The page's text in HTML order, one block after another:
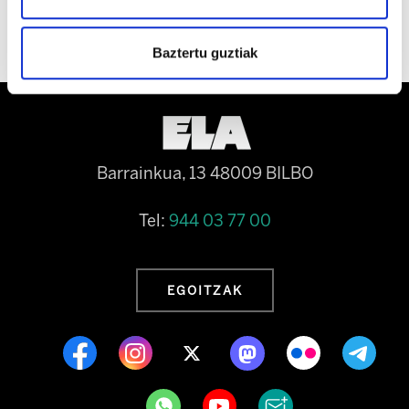
Baztertu guztiak
Barrainkua, 13 48009 BILBO
Tel: 944 03 77 00
EGOITZAK